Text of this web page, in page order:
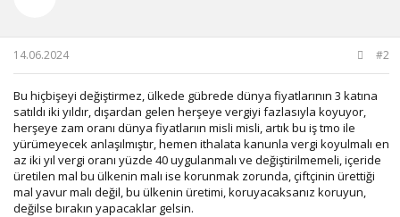
14.06.2024 #2
Bu hiçbişeyi değiştirmez, ülkede gübrede dünya fiyatlarının 3 katına
satıldı iki yıldır, dışardan gelen herşeye vergiyi fazlasıyla koyuyor,
herşeye zam oranı dünya fiyatlarıın misli misli, artık bu iş tmo ile
yürümeyecek anlaşılmıştır, hemen ithalata kanunla vergi koyulmalı en
az iki yıl vergi oranı yüzde 40 uygulanmalı ve değiştirilmemeli, içeride
üretilen mal bu ülkenin malı ise korunmak zorunda, çiftçinin ürettiği
mal yavur malı değil, bu ülkenin üretimi, koruyacaksanız koruyun,
değilse bırakın yapacaklar gelsin.